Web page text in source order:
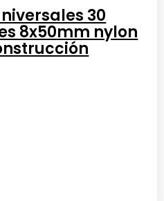
30
8x50mm nylon